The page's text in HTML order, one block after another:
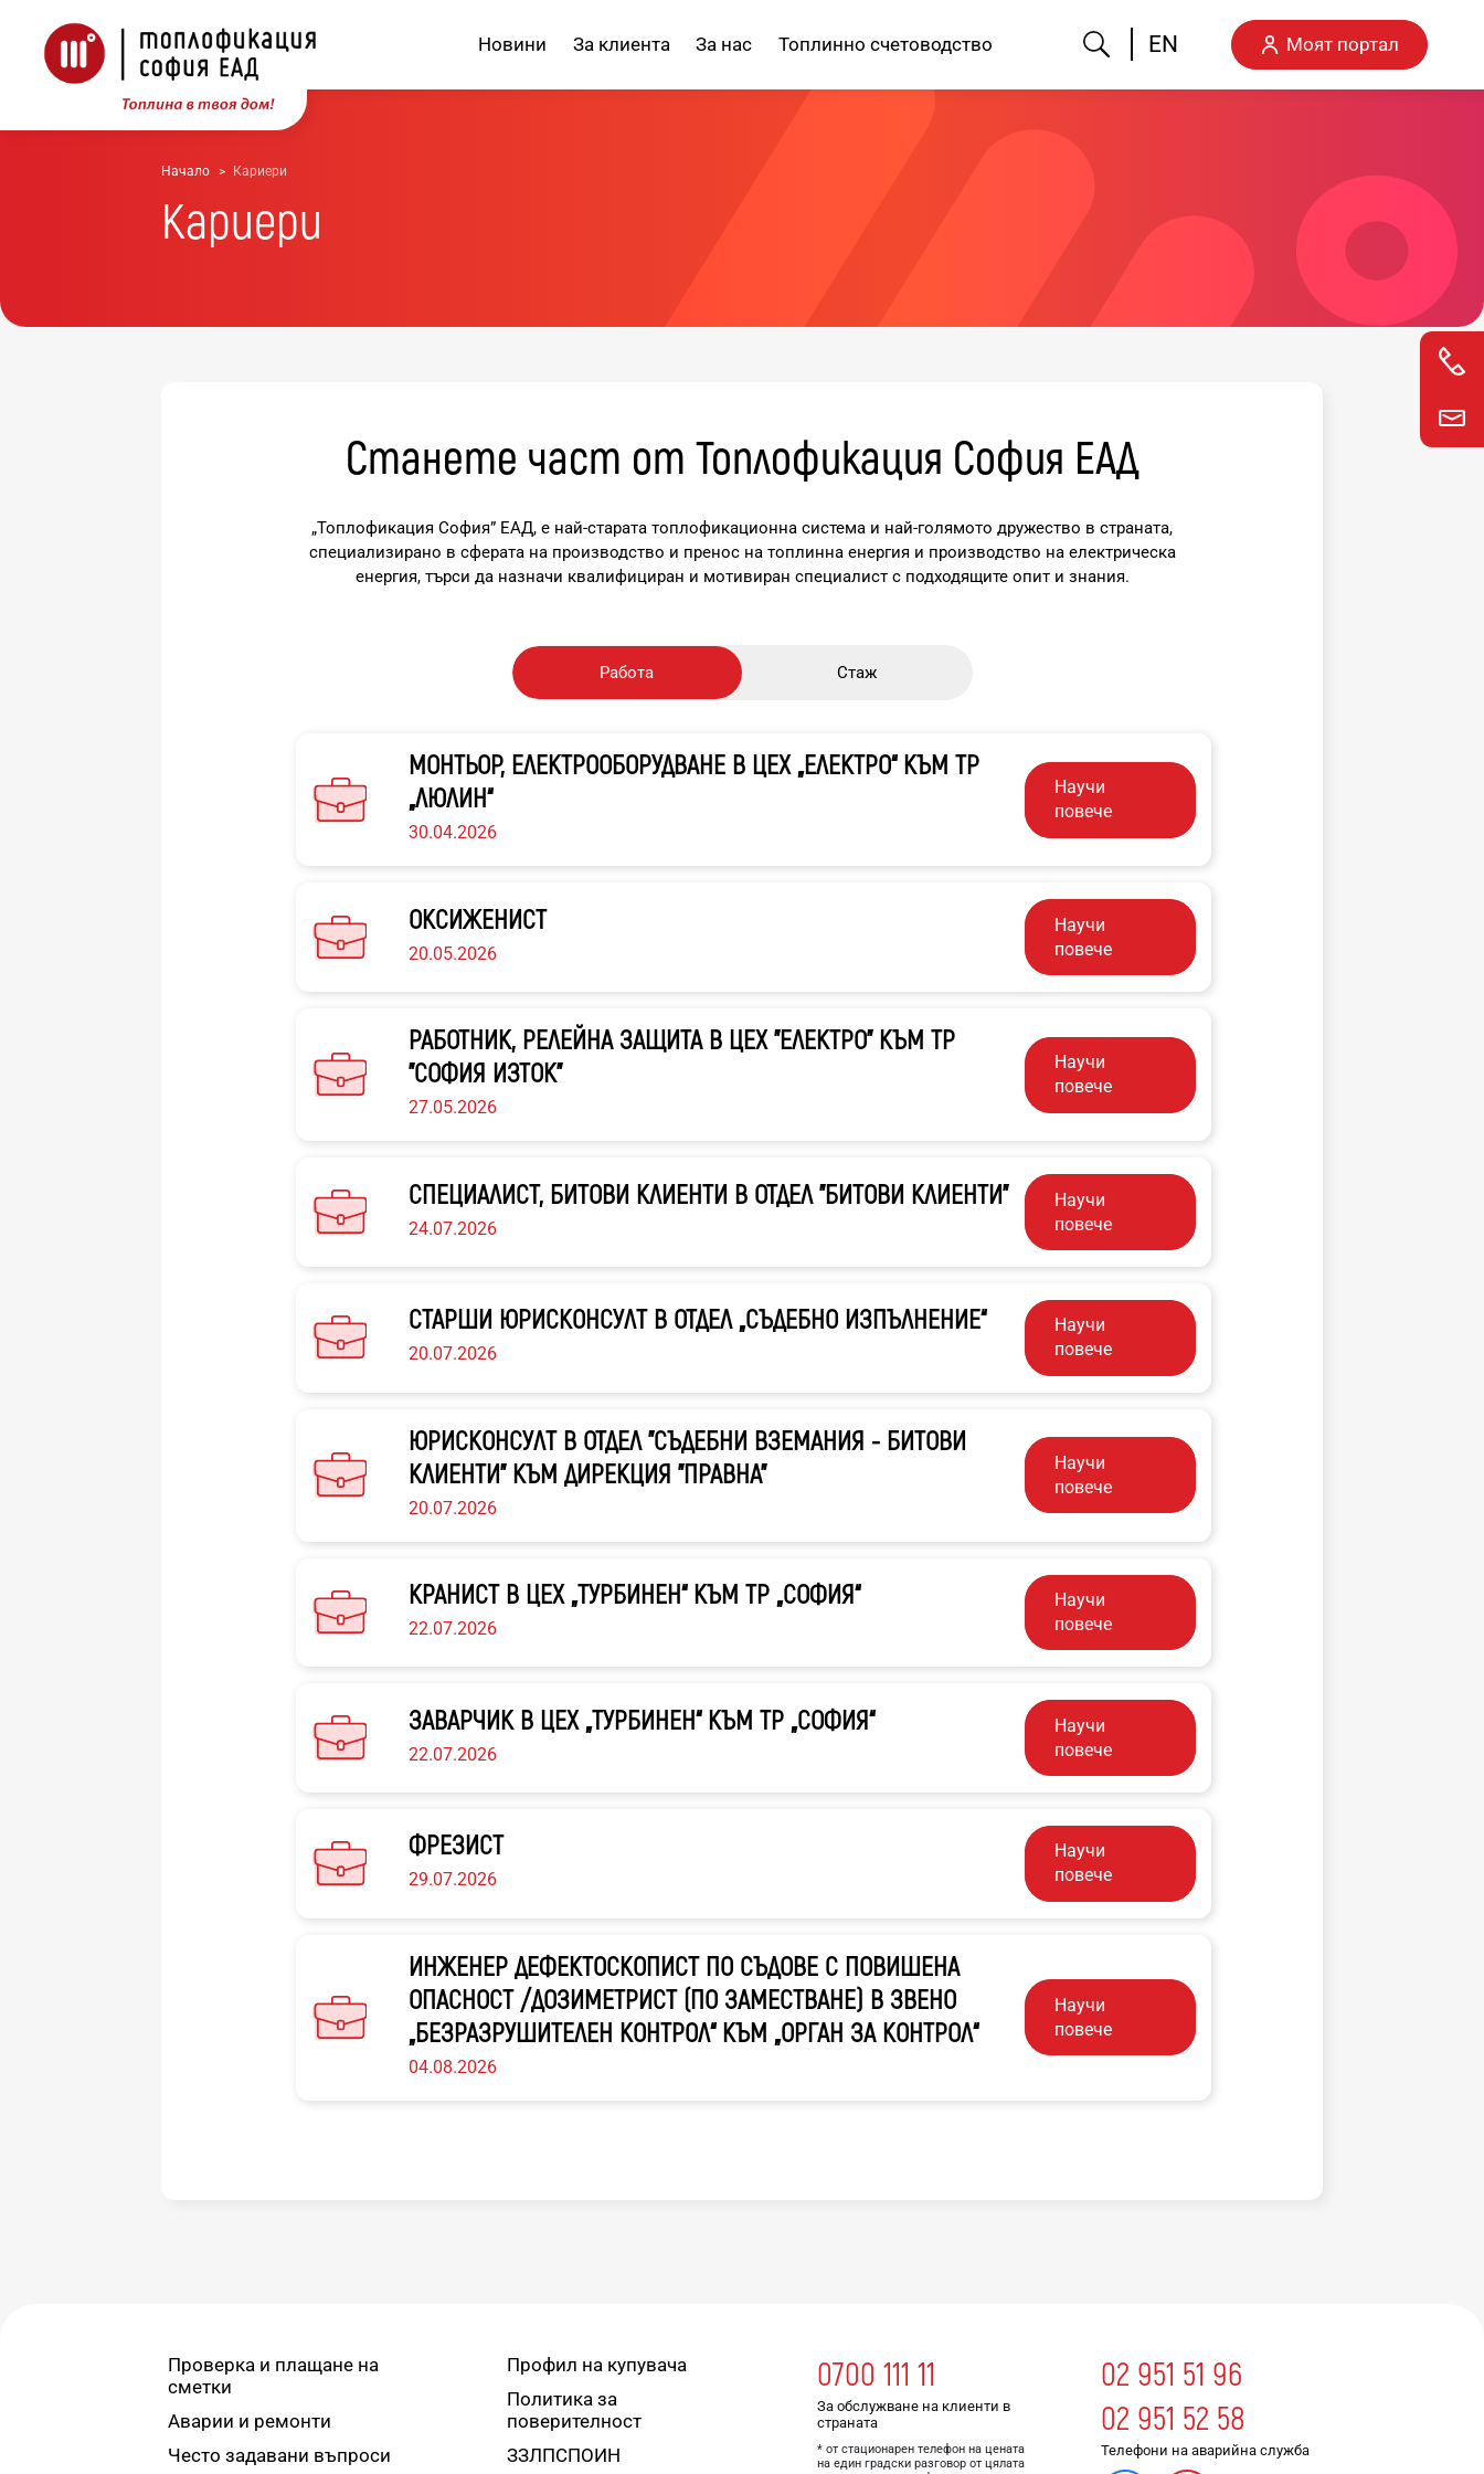
Новини За клиента За нас Топлинно счетоводство ТърсенеEN Моят портал
Начало Кариери
Кариери
Станете част от Топлофикация София ЕАД
„Топлофикация София” ЕАД, е най-старата топлофикационна система и най-голямото дружество в страната,
специализирано в сферата на производство и пренос на топлинна енергия и производство на електрическа
енергия, търси да назначи квалифициран и мотивиран специалист с подходящите опит и знания.
Работа Стаж
МОНТЬОР, ЕЛЕКТРООБОРУДВАНЕ В ЦЕХ „ЕЛЕКТРО“ КЪМ ТР
„ЛЮЛИН“
30.04.2026
Научи
повече
ОКСИЖЕНИСТ
20.05.2026
Научи
повече
РАБОТНИК, РЕЛЕЙНА ЗАЩИТА В ЦЕХ "ЕЛЕКТРО" КЪМ ТР
"СОФИЯ ИЗТОК"
27.05.2026
Научи
повече
СПЕЦИАЛИСТ, БИТОВИ КЛИЕНТИ В ОТДЕЛ "БИТОВИ КЛИЕНТИ"
24.07.2026
Научи
повече
СТАРШИ ЮРИСКОНСУЛТ В ОТДЕЛ „СЪДЕБНО ИЗПЪЛНЕНИЕ“
20.07.2026
Научи
повече
ЮРИСКОНСУЛТ В ОТДЕЛ "СЪДЕБНИ ВЗЕМАНИЯ - БИТОВИ
КЛИЕНТИ" КЪМ ДИРЕКЦИЯ "ПРАВНА"
20.07.2026
Научи
повече
КРАНИСТ В ЦЕХ „ТУРБИНЕН“ КЪМ ТР „СОФИЯ“
22.07.2026
Научи
повече
ЗАВАРЧИК В ЦЕХ „ТУРБИНЕН“ КЪМ ТР „СОФИЯ“
22.07.2026
Научи
повече
ФРЕЗИСТ
29.07.2026
Научи
повече
ИНЖЕНЕР ДЕФЕКТОСКОПИСТ ПО СЪДОВЕ С ПОВИШЕНА
ОПАСНОСТ /ДОЗИМЕТРИСТ (ПО ЗАМЕСТВАНЕ) В ЗВЕНО
„БЕЗРАЗРУШИТЕЛЕН КОНТРОЛ“ КЪМ „ОРГАН ЗА КОНТРОЛ“
04.08.2026
Научи
повече
Проверка и плащане на
сметки
Аварии и ремонти
Често задавани въпроси
Профил на купувача
Политика за
поверителност
ЗЗЛПСПОИН
0700 111 11
За обслужване на клиенти в
страната
* от стационарен телефон на цената
на един градски разговор от цялата
02 951 51 96
02 951 52 58
Телефони на аварийна служба